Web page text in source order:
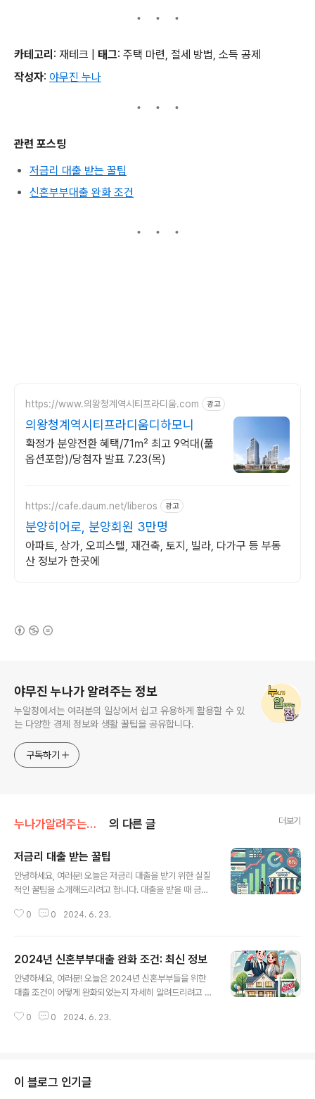
카테고리 : 재테크 | 태그: 주택 마련, 절세 방법, 소득 공제
작성자: 야무진 누나
관련 포스팅
저금리 대출 받는 꿀팁
신혼부부대출 완화 조건
https://www.의왕청계역시티프라디움.com 광고
의왕청계역시티프라디움디하모니
확정가 분양전환 혜택/71㎡ 최고 9억대(풀
옵션포함)/당첨자 발표 7.23(목)
https://cafe.daum.net/liberos 광고
분양히어로, 분양회원 3만명
아파트, 상가, 오피스텔, 재건축, 토지, 빌라, 다가구 등 부동
산 정보가 한곳에
야무진 누나가 알려주는 정보
누알정에서는 여러분의 일상에서 쉽고 유용하게 활용할 수 있
는 다양한 경제 정보와 생활 꿀팁을 공유합니다.
구독하기
누나가알려주는정보 의 다른 글 더보기
저금리 대출 받는 꿀팁
안녕하세요, 여러분! 오늘은 저금리 대출을 받기 위한 실질
적인 꿀팁을 소개해드리려고 합니다. 대출을 받을 때 금리
담이 줄어들기 때문에 재정 계획에 큰 도움이 됩니다. 그럼
칩니다. 신용 점수를 높이기 위해서는 다음과 같은 방법을
실천하세요:정기적인 신용 점검: 신용 보고서를 정기적으
로 확인하여 오류가 있는지 점검합니다.연체 방지: 신용카
드 사용 관리: 신용카드 사용 금액을 적절하게 유지하고, 필
0 0 2024. 6. 23.
2024년 신혼부부대출 완화 조건: 최신 정보
안녕하세요, 여러분! 오늘은 2024년 신혼부부들을 위한
대출 조건이 어떻게 완화되었는지 자세히 알려드리려고 합
다양한 혜택을 소개합니다.대출 한도 증가기존 대출 한도
제공됩니다. 기존 금리가 연 3%대였던 반면, 이제 연 2%
대의 저금리로 대출을 받을 수 있습니다. 이를 통해 월 상환
0 0 2024. 6. 23.
이 블로그 인기글